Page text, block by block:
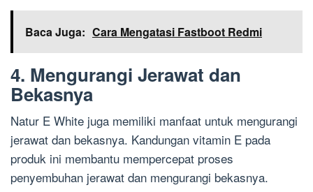
Baca Juga: Cara Mengatasi Fastboot Redmi
4. Mengurangi Jerawat dan
Bekasnya
Natur E White juga memiliki manfaat untuk mengurangi
jerawat dan bekasnya. Kandungan vitamin E pada
produk ini membantu mempercepat proses
penyembuhan jerawat dan mengurangi bekasnya.